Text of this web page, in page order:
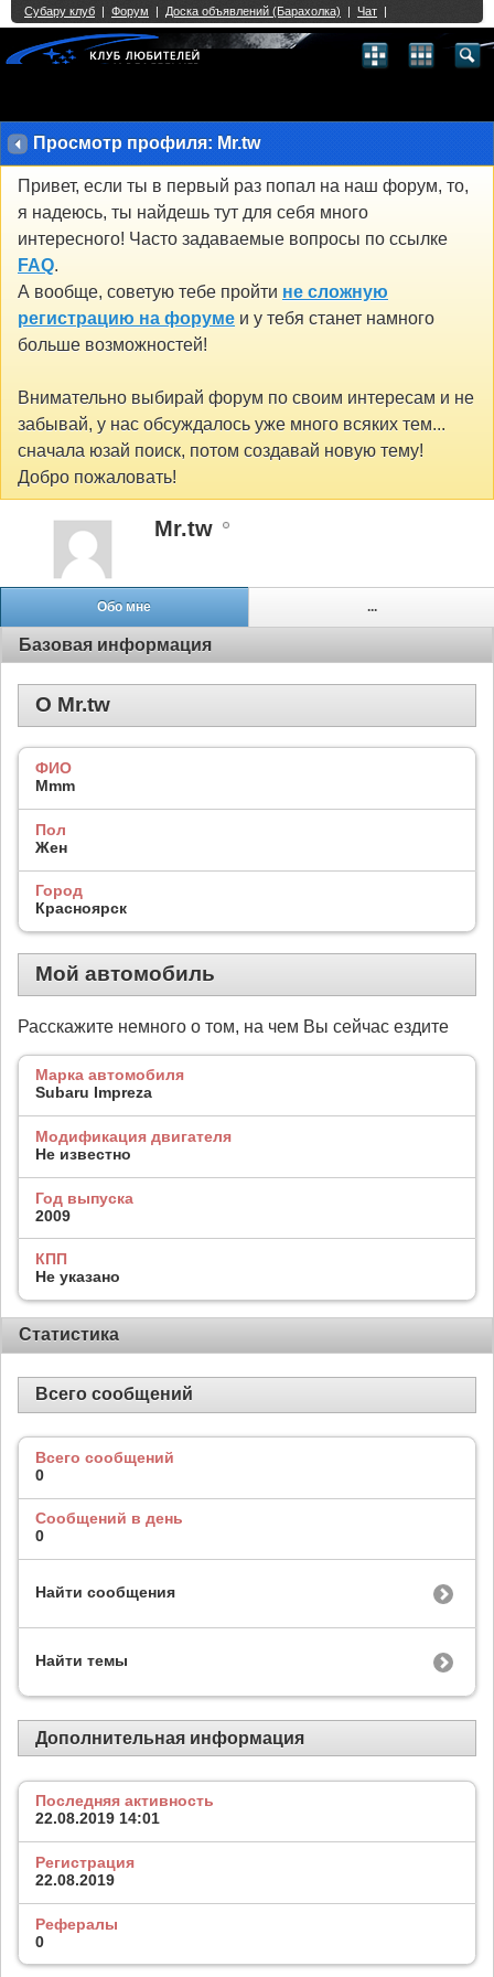
Просмотр профиля: Mr.tw
Привет, если ты в первый раз попал на наш форум, то,
я надеюсь, ты найдешь тут для себя много
интересного! Часто задаваемые вопросы по ссылке
FAQ.
А вообще, советую тебе пройти не сложную
регистрацию на форуме и у тебя станет намного
больше возможностей!
Внимательно выбирай форум по своим интересам и не
забывай, у нас обсуждалось уже много всяких тем...
сначала юзай поиск, потом создавай новую тему!
Добро пожаловать!
Mr.tw
Обо мне ...
Базовая информация
О Mr.tw
ФИО
Mmm
Пол
Жен
Город
Красноярск
Мой автомобиль
Расскажите немного о том, на чем Вы сейчас ездите
Марка автомобиля
Subaru Impreza
Модификация двигателя
Не известно
Год выпуска
2009
КПП
Не указано
Статистика
Всего сообщений
Всего сообщений
0
Сообщений в день
0
Найти сообщения
Найти темы
Дополнительная информация
Последняя активность
22.08.2019 14:01
Регистрация
22.08.2019
Рефералы
0
Single Sign On provided byvBSSO
2 3 4 5 6 7 8 9 10 11 12 13 14 15 16 17 18 21 22 23 24 25 26
27
29 30 31 32 33 40 41 42 43